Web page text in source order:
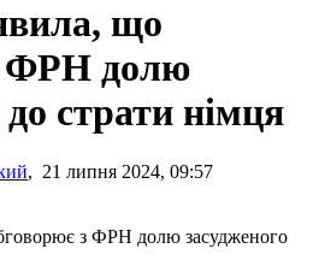
що
ФРН долю
страти німця
, 21 липня 2024, 09:57